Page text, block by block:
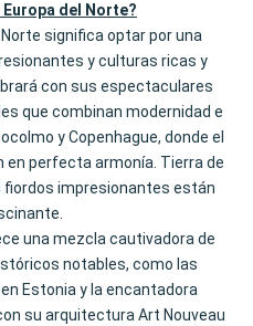
del Norte?
significa optar por una
y culturas ricas y
con sus espectaculares
que combinan modernidad e
y Copenhague, donde el
en perfecta armonía. Tierra de
fiordos impresionantes están
una mezcla cautivadora de
notables, como las
Estonia y la encantadora
su arquitectura Art Nouveau